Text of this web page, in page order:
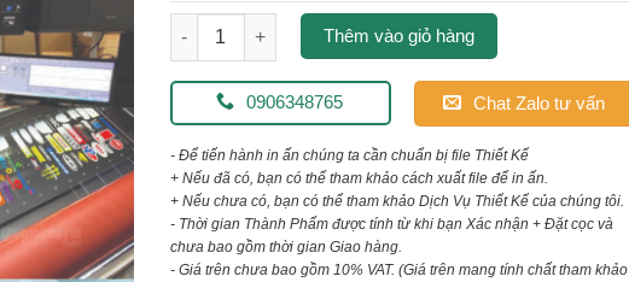
in dtf nhanh số lượngThêm vào giỏ hàng
0906348765 Chat Zalo tư vấn
- Để tiến hành in ấn chúng ta cần chuẩn bị file Thiết Kế
+ Nếu đã có, bạn có thể tham khảo cách xuất file để in ấn.
+ Nếu chưa có, bạn có thể tham khảo Dịch Vụ Thiết Kế của chúng tôi.
- Thời gian Thành Phẩm được tính từ khi bạn Xác nhận + Đặt cọc và
chưa bao gồm thời gian Giao hàng.
- Giá trên chưa bao gồm 10% VAT. (Giá trên mang tính chất tham khảo